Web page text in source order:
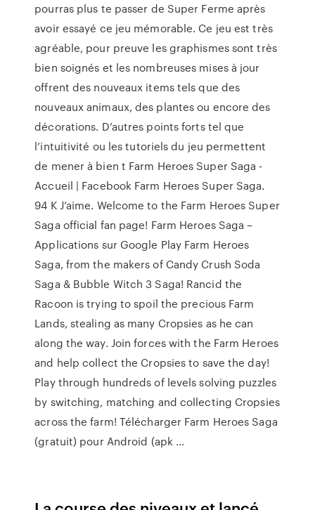
pourras plus te passer de Super Ferme après
avoir essayé ce jeu mémorable. Ce jeu est très
agréable, pour preuve les graphismes sont très
bien soignés et les nombreuses mises à jour
offrent des nouveaux items tels que des
nouveaux animaux, des plantes ou encore des
décorations. D’autres points forts tel que
l’intuitivité ou les tutoriels du jeu permettent
de mener à bien t Farm Heroes Super Saga -
Accueil | Facebook Farm Heroes Super Saga.
94 K J’aime. Welcome to the Farm Heroes Super
Saga official fan page! Farm Heroes Saga –
Applications sur Google Play Farm Heroes
Saga, from the makers of Candy Crush Soda
Saga & Bubble Witch 3 Saga! Rancid the
Racoon is trying to spoil the precious Farm
Lands, stealing as many Cropsies as he can
along the way. Join forces with the Farm Heroes
and help collect the Cropsies to save the day!
Play through hundreds of levels solving puzzles
by switching, matching and collecting Cropsies
across the farm! Télécharger Farm Heroes Saga
(gratuit) pour Android (apk ...